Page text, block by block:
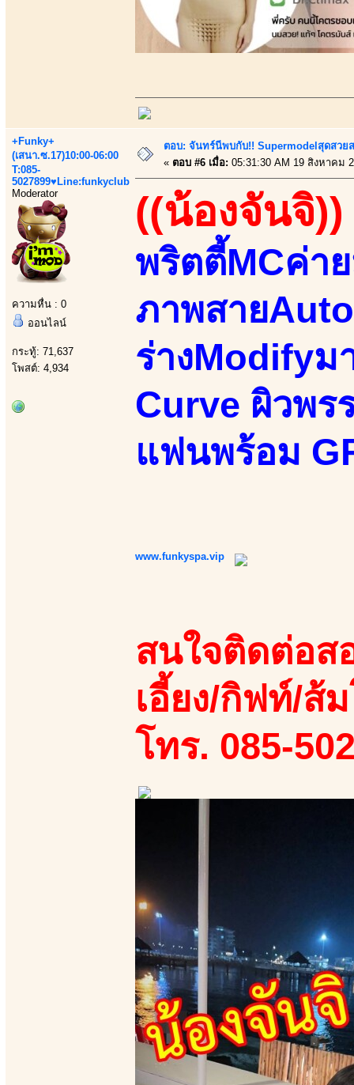
+Funky+
(เสนา.ซ.17)10:00-06:00
T:085-
5027899♥Line:funkyclub
Moderator
ความหื่น : 0
ออนไลน์
กระทู้: 71,637
โพสต์: 4,934
ตอบ: จันทร์นีพบกับ!! Supermodelสุดสวย
« ตอบ #6 เมื่อ: 05:31:30 AM 19 สิงหาคม
((น้องจันจิ))
พริตตี้MCค่า
ภาพสาย
ร่างModifyม
Curve ผิวพ
แฟนพร้อม
www.funkyspa.vip
สนใจติดต่อส
เอี้ยง/กิฟท์/ส้
โทร. 085-